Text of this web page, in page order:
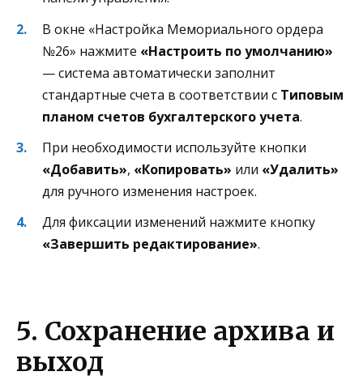
В окне «Настройка Мемориального ордера
№26» нажмите «Настроить по умолчанию»
— система автоматически заполнит
стандартные счета в соответствии с Типовым
планом счетов бухгалтерского учета.
При необходимости используйте кнопки
«Добавить», «Копировать» или «Удалить»
для ручного изменения настроек.
Для фиксации изменений нажмите кнопку
«Завершить редактирование».
5. Сохранение архива и
выход